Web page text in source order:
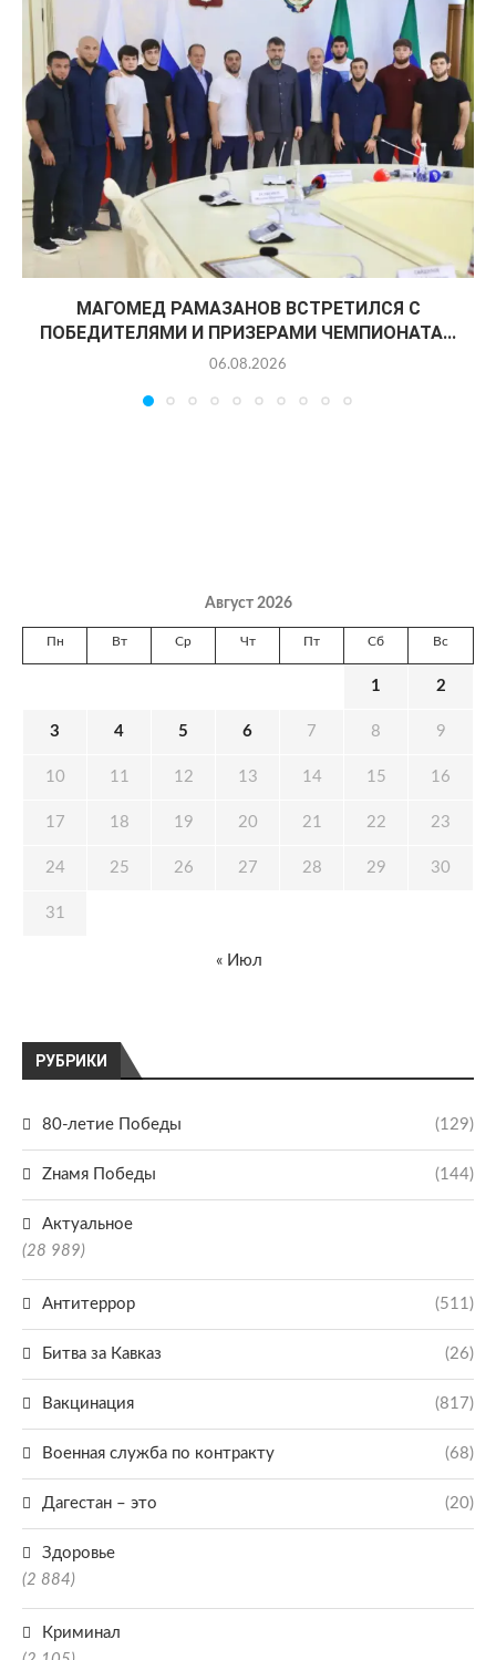
МАГОМЕД РАМАЗАНОВ ВСТРЕТИЛСЯ С
ПОБЕДИТЕЛЯМИ И ПРИЗЕРАМИ ЧЕМПИОНАТА...
06.08.2026
РУБРИКИ
80-летие Победы (129)
Zнамя Победы (144)
Актуальное
(28 989)
Антитеррор (511)
Битва за Кавказ (26)
Вакцинация (817)
Военная служба по контракту (68)
Дагестан – это (20)
Здоровье
(2 884)
Криминал
Август 2026
Пн Вт Ср Чт Пт Сб Вс
1 2
3 4 5 6 7 8 9
10 11 12 13 14 15 16
17 18 19 20 21 22 23
24 25 26 27 28 29 30
31
« Июл